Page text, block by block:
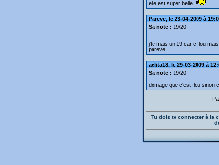
elle est super belle !!!
Pareve, le 23-04-2009 à
Sa note : 19/20
j'te mais un 19 car c flou
pareve
aelita18, le 29-03-2009 à
Sa note : 19/20
domage que c'est flou sinon
Tu dois te connecter à la